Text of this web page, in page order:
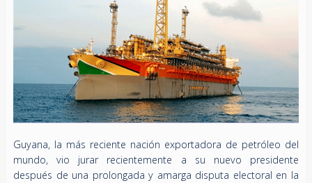
Guyana, la más reciente nación exportadora de petróleo del
mundo, vio jurar recientemente a su nuevo presidente
después de una prolongada y amarga disputa electoral en la